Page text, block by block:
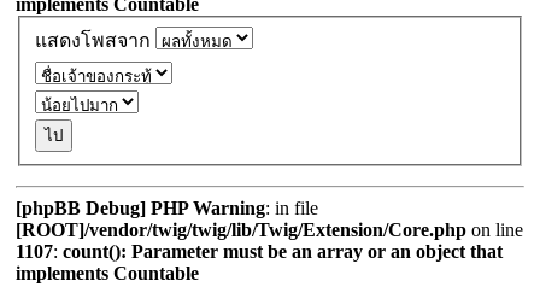
implements Countable
แสดงโพสจาก
[phpBB Debug] PHP Warning: in file
[ROOT]/vendor/twig/twig/lib/Twig/Extension/Core.php on line
1107: count(): Parameter must be an array or an object that
implements Countable